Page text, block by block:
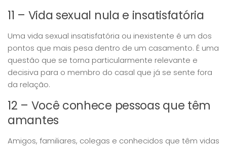
11 – Vida sexual nula e insatisfatória
Uma vida sexual insatisfatória ou inexistente é um dos
pontos que mais pesa dentro de um casamento. É uma
questão que se torna particularmente relevante e
decisiva para o membro do casal que já se sente fora
da relação.
12 – Você conhece pessoas que têm
amantes
Amigos, familiares, colegas e conhecidos que têm vidas